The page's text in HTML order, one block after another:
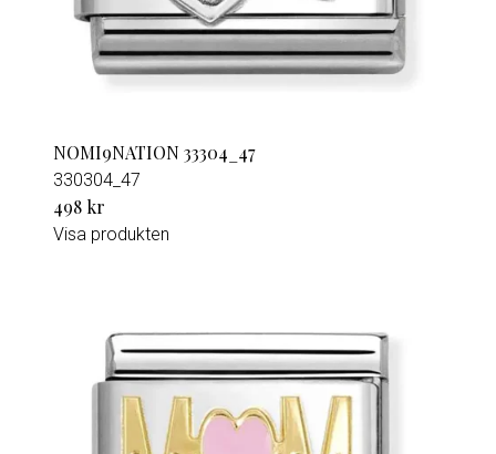
NOMI9NATION 33304_47
330304_47
498 kr
Visa produkten